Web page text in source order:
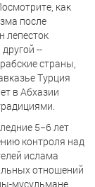
как
после
лепесток
--
страны,
Турция
в Абхазии
5−6 лет
контроля над
ислама
отношений
мусульмане